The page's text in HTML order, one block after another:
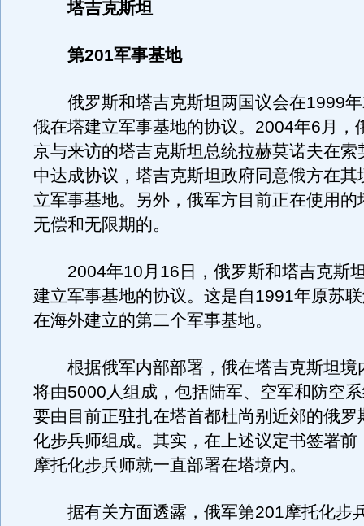
塔吉克斯坦
第201军事基地
俄罗斯和塔吉克斯坦两国议会在1999年
俄在塔建立军事基地的协议。2004年6月，
京与来访的塔吉克斯坦总统拉赫莫诺夫在索
中达成协议，塔吉克斯坦政府同意俄方在其
立军事基地。另外，俄军方目前正在使用的
无偿和无限期的。
2004年10月16日，俄罗斯和塔吉克斯
建立军事基地的协议。这是自1991年原苏
在海外建立的第二个军事基地。
根据俄军内部部署，俄在塔吉克斯坦境
将由5000人组成，包括陆军、空军和防空
要由目前正驻扎在塔首都杜尚别近郊的俄罗
化步兵师组成。其实，在上述议定书签署前
摩托化步兵师就一直部署在塔境内。
据有关方面透露，俄军第201摩托化步